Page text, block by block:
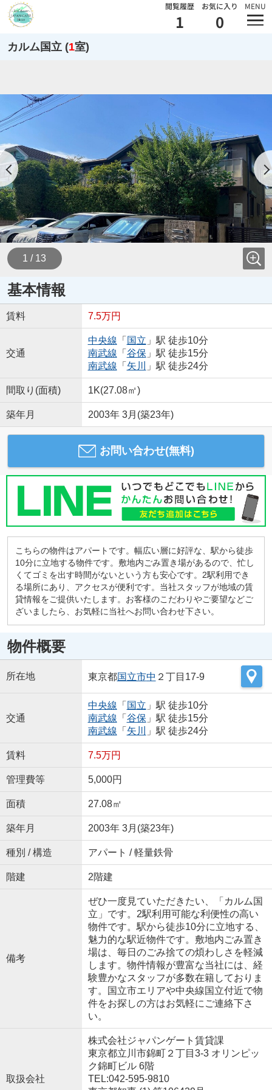
閲覧履歴
1
お気に入り
0
MENU
カルム国立 (1室)
1 / 13
基本情報
賃料 7.5万円
交通
中央線 「 国立 」駅 徒歩10分
南武線 「 谷保 」駅 徒歩15分
南武線 「 矢川 」駅 徒歩24分
間取り(面積) 1K(27.08㎡)
築年月 2003年 3月(築23年)
お問い合わせ(無料)
こちらの物件はアパートです。幅広い層に好評な、駅から徒歩
10分に立地する物件です。敷地内ごみ置き場があるので、忙し
くてゴミを出す時間がないという方も安心です。2駅利用でき
る場所にあり、アクセスが便利です。当社スタッフが地域の賃
貸情報をご提供いたします。お客様のこだわりやご要望などご
ざいましたら、お気軽に当社へお問い合わせ下さい。
物件概要
所在地 東京都国立市中 ２丁目17-9
交通
中央線 「 国立 」駅 徒歩10分
南武線 「 谷保 」駅 徒歩15分
南武線 「 矢川 」駅 徒歩24分
賃料 7.5万円
管理費等 5,000円
面積 27.08㎡
築年月 2003年 3月(築23年)
種別 / 構造 アパート / 軽量鉄骨
階建 2階建
備考
ぜひ一度見ていただきたい、「カルム国
立」です。2駅利用可能な利便性の高い
物件です。駅から徒歩10分に立地する、
魅力的な駅近物件です。敷地内ごみ置き
場は、毎日のごみ捨ての煩わしさを軽減
します。物件情報が豊富な当社には、経
験豊かなスタッフが多数在籍しておりま
す。国立市エリアや中央線国立付近で物
件をお探しの方はお気軽にご連絡下さ
い。
取扱会社
株式会社ジャパンゲート賃貸課
東京都立川市錦町２丁目3-3 オリンピッ
ク錦町ビル 6階
TEL:042-595-9810